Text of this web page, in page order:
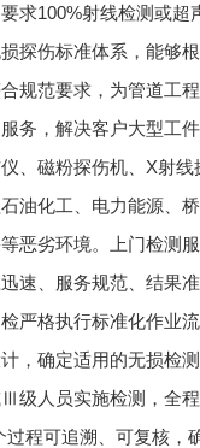
求100%射线检测或
探伤标准体系，能够
规范要求，为管道工程
务，解决客户大型工
、磁粉探伤机、X射
油化工、电力能源、
恶劣环境。上门检测
速、服务规范、结果
严格执行标准化作业
，确定适用的无损检
人员实施检测，全
程可追溯、可复核